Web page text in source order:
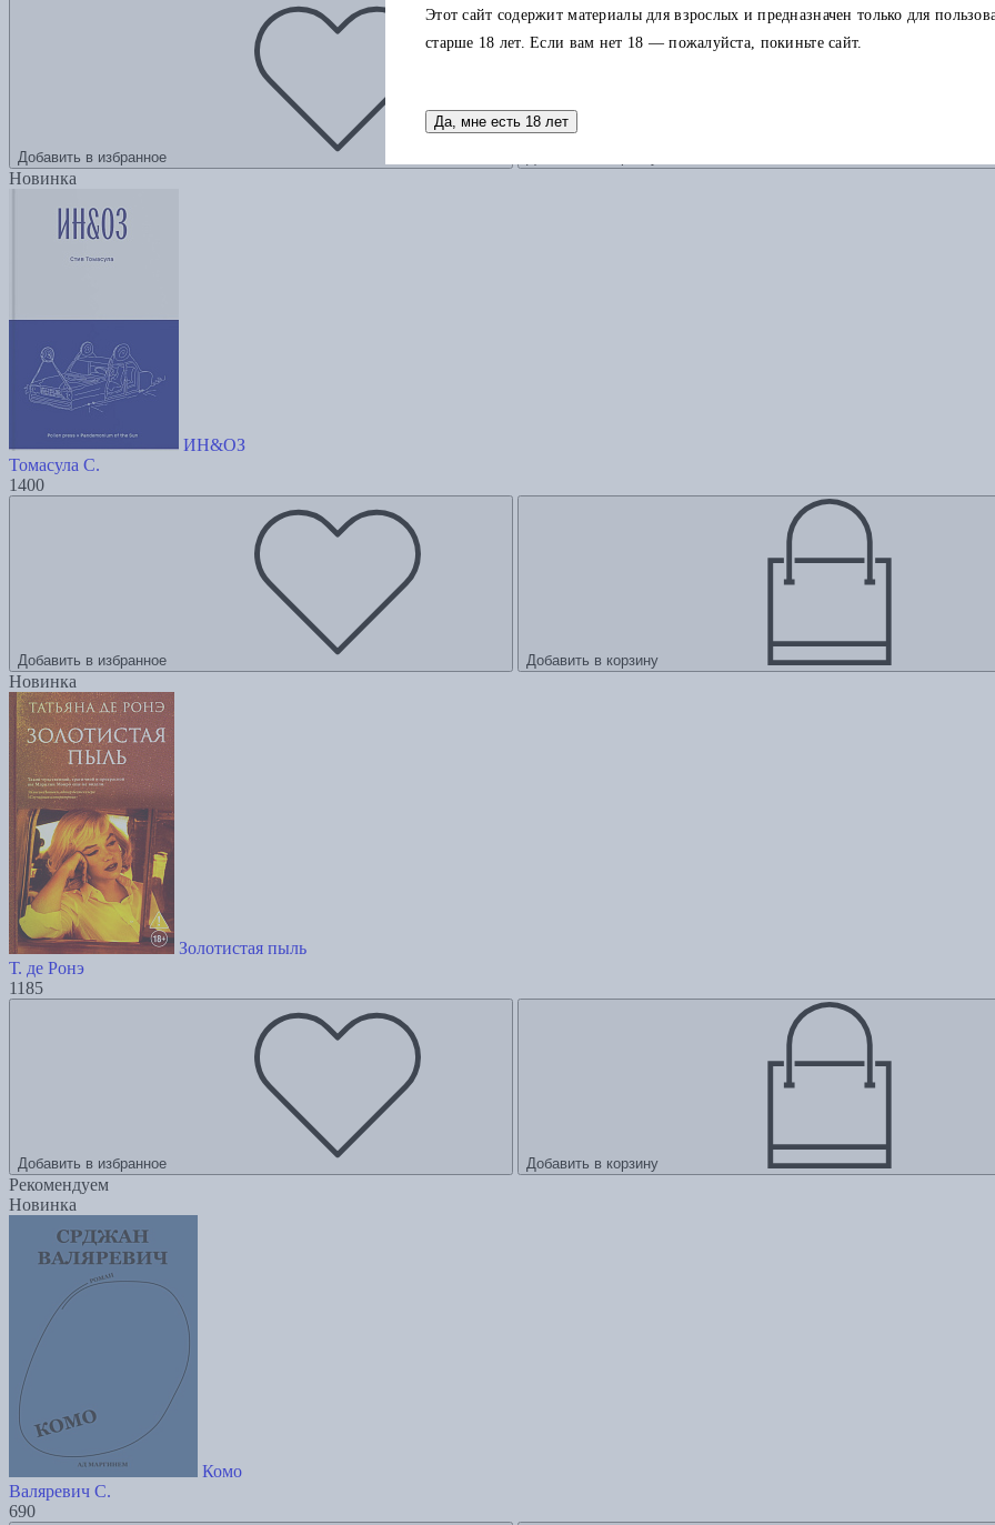
Добавить в избранное
Новинка
ИН&ОЗ
Томасула С.
1400
Добавить в избранное Добавить в корзину
Новинка
Золотистая пыль
Т. де Ронэ
1185
Добавить в избранное Добавить в корзину
Рекомендуем
Новинка
Комо
Валяревич С.
690
Этот сайт содержит материалы для взрослых и предназначен только для
старше 18 лет. Если вам нет 18 — пожалуйста, покиньте сайт.
Да, мне есть 18 лет